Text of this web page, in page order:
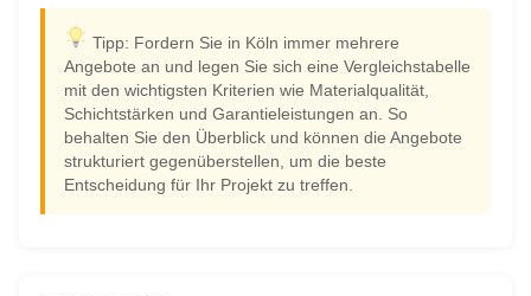
Tipp: Fordern Sie in Köln immer mehrere
Angebote an und legen Sie sich eine Vergleichstabelle
mit den wichtigsten Kriterien wie Materialqualität,
Schichtstärken und Garantieleistungen an. So
behalten Sie den Überblick und können die Angebote
strukturiert gegenüberstellen, um die beste
Entscheidung für Ihr Projekt zu treffen.